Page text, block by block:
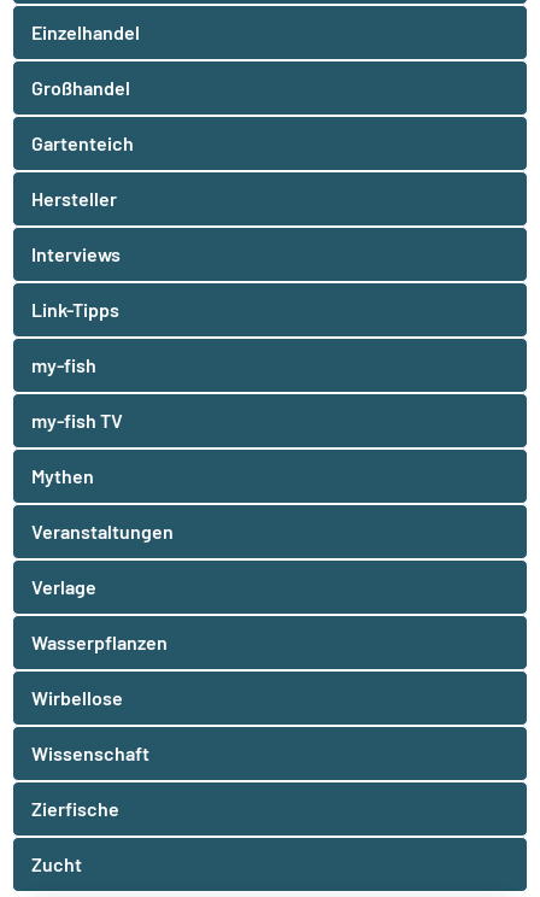
Einzelhandel
Großhandel
Gartenteich
Hersteller
Interviews
Link-Tipps
my-fish
my-fish TV
Mythen
Veranstaltungen
Verlage
Wasserpflanzen
Wirbellose
Wissenschaft
Zierfische
Zucht